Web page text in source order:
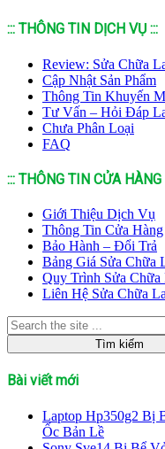
::: THÔNG TIN DỊCH VỤ :::
Review: Sửa Chữa
Cập Nhật Sản Phẩm
Thông Tin Khuyến
Tư Vấn – Hỏi Đáp
Chưa Phân Loại
FAQ
::: THÔNG TIN CỬA HÀNG
Giới Thiệu Dịch Vụ
Thông Tin Cửa Hàng
Bảo Hành – Đổi Trả
Bảng Giá Sửa Chữa
Quy Trình Sửa Chữa
Liên Hệ Sửa Chữa
Bài viết mới
Laptop Hp350g2 Bị
Ốc Bản Lề